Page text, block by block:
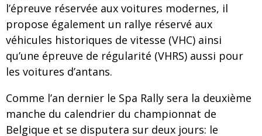
l’épreuve réservée aux voitures modernes, il
propose également un rallye réservé aux
véhicules historiques de vitesse (VHC) ainsi
qu’une épreuve de régularité (VHRS) aussi pour
les voitures d’antans.
Comme l’an dernier le Spa Rally sera la deuxième
manche du calendrier du championnat de
Belgique et se disputera sur deux jours: le